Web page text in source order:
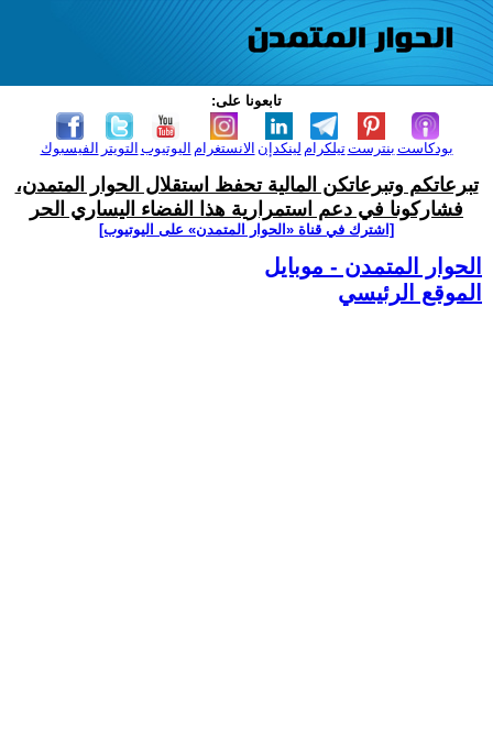
تابعونا على:
الفيسبوك التويتر اليوتيوب الانستغرام لينكدإن تيلكرامبنترست بودكاست
تبرعاتكم وتبرعاتكن المالية تحفظ استقلال الحوار المتمدن،
فشاركونا في دعم استمرارية هذا الفضاء اليساري الحر
[اشترك في قناة ‫«الحوار المتمدن» على اليوتيوب]
الحوار المتمدن - موبايل
الموقع الرئيسي